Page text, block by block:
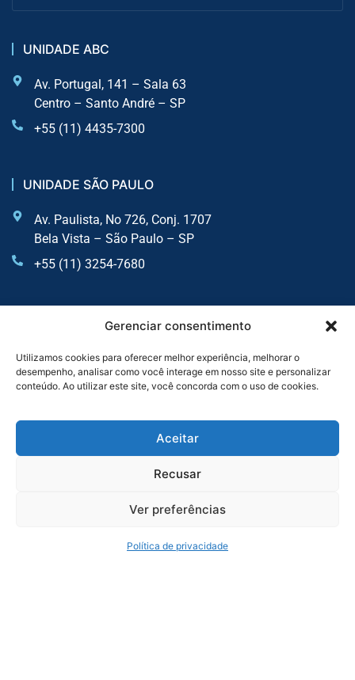
Gerenciar consentimento
Utilizamos cookies para oferecer melhor experiência, melhorar o
desempenho, analisar como você interage em nosso site e personalizar
conteúdo. Ao utilizar este site, você concorda com o uso de cookies.
Aceitar
Recusar
Ver preferências
Política de privacidade
UNIDADE ABC
Av. Portugal, 141 – Sala 63
Centro – Santo André – SP
+55 (11) 4435-7300
UNIDADE SÃO PAULO
Av. Paulista, No 726, Conj. 1707
Bela Vista – São Paulo – SP
+55 (11) 3254-7680
UNIDADE SOROCABA
Av. Dr Afonso Vergueiro, 2900 - Sala 6 - Vila Augusta
Sorocaba - SP
+55 (11) 3254-7680
Reforma Tributária Expert